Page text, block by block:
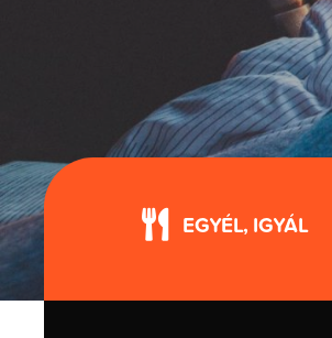
EGYÉL, IGYÁL